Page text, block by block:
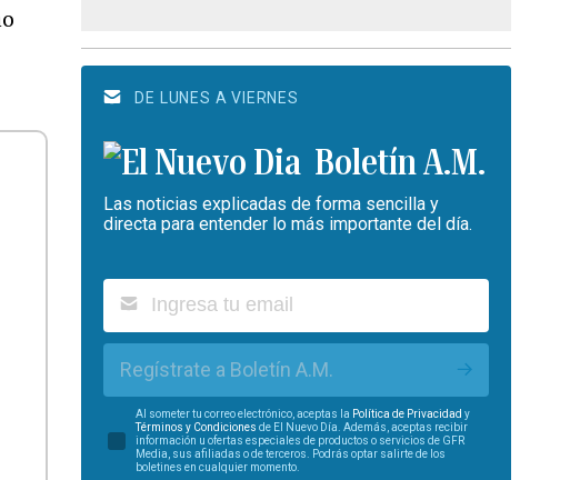
DE LUNES A VIERNES
Boletín A.M.
Las noticias explicadas de forma sencilla y
directa para entender lo más importante del día.
Regístrate a Boletín A.M.
Al someter tu correo electrónico, aceptas la Política de Privacidad y
Términos y Condiciones de El Nuevo Día. Además, aceptas recibir
información u ofertas especiales de productos o servicios de GFR
Media, sus afiliadas o de terceros. Podrás optar salirte de los
boletines en cualquier momento.